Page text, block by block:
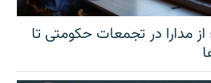
مدارا در تجمعات حکومتی تا